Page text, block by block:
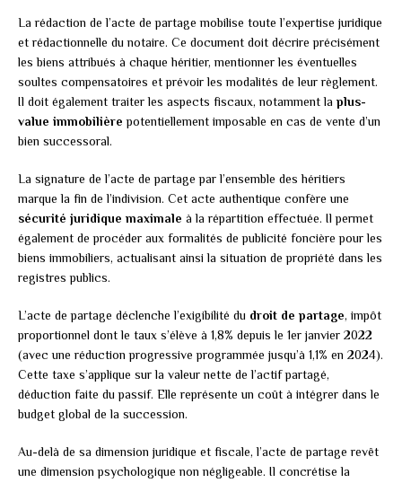
La rédaction de l’acte de partage mobilise toute l’expertise juridique
et rédactionnelle du notaire. Ce document doit décrire précisément
les biens attribués à chaque héritier, mentionner les éventuelles
soultes compensatoires et prévoir les modalités de leur règlement.
Il doit également traiter les aspects fiscaux, notamment la plus-
value immobilière potentiellement imposable en cas de vente d’un
bien successoral.
La signature de l’acte de partage par l’ensemble des héritiers
marque la fin de l’indivision. Cet acte authentique confère une
sécurité juridique maximale à la répartition effectuée. Il permet
également de procéder aux formalités de publicité foncière pour les
biens immobiliers, actualisant ainsi la situation de propriété dans les
registres publics.
L’acte de partage déclenche l’exigibilité du droit de partage, impôt
proportionnel dont le taux s’élève à 1,8% depuis le 1er janvier 2022
(avec une réduction progressive programmée jusqu’à 1,1% en 2024).
Cette taxe s’applique sur la valeur nette de l’actif partagé,
déduction faite du passif. Elle représente un coût à intégrer dans le
budget global de la succession.
Au-delà de sa dimension juridique et fiscale, l’acte de partage revêt
une dimension psychologique non négligeable. Il concrétise la